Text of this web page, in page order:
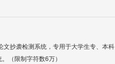
抄袭检测系统，专用于大学生专、本科
（限制字符数6万）